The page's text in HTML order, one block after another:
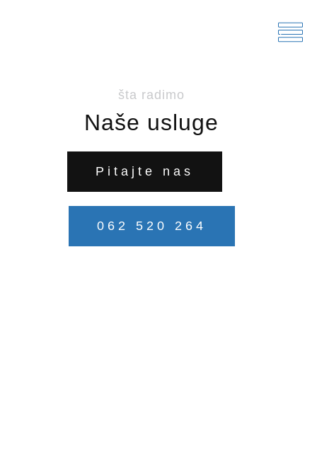
šta radimo
Naše usluge
Pitajte nas
062 520 264